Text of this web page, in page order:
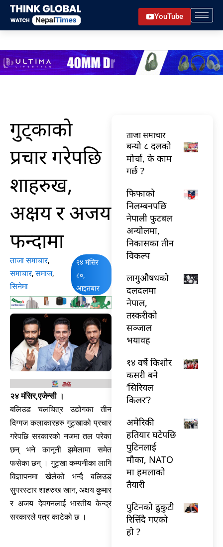
Skip
content
YouTube
गुट्काको
प्रचार गरेपछि
शाहरुख,
अक्षय र अजय
फन्दामा
ताजा समाचार,
समाचार,समाज,
सिनेमा
२४ मंसिर
८०,
आइतबार
२४ मंसिर,एजेन्सी ।
बलिउड चलचित्र उद्योगका तीन
दिग्गज कलाकारहरु गुट्खाको प्रचार
गरेपछि सरकारको नजमा तल परेका
छन् भने कानूनी झमेलामा समेत
फसेका छन् । गुट्खा कम्पनीका लागि
विज्ञापनमा खेलेको भन्दै बलिउड
सुपरस्टार शाहरुख खान, अक्षय कुमार
र अजय देवगनलाई भारतीय केन्द्र
सरकारले पत्र काटेको छ ।
ताजा समाचार
बन्यो ८ दलको
मोर्चा, के काम
गर्छ ?
फिफाको
निलम्बनपछि
नेपाली फुटबल
अन्योलमा,
निकासका तीन
विकल्प
लागुऔषधको
दलदलमा
नेपाल,
तस्करीको
सञ्जाल
भयावह
१४ वर्षे किशोर
कसरी बने
‘सिरियल
किलर’?
अमेरिकी
हतियार घटेपछि
पुटिनलाई
मौका, NATO
मा हमलाको
तैयारी
पुटिनको ढुकुटी
रित्तिँदै गएको
हो ?